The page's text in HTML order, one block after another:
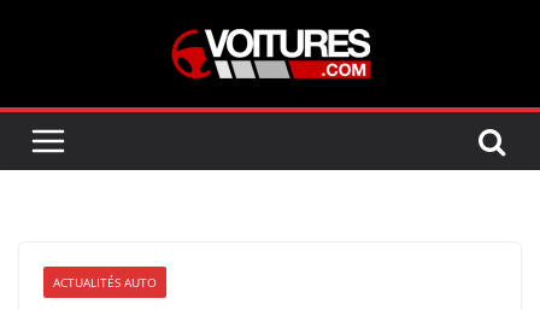
ACTUALITÉS AUTO